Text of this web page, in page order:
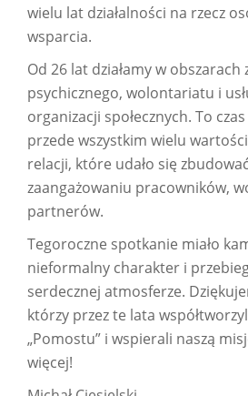
wielu lat działalności na rzecz
wsparcia.
Od 26 lat działamy w obszarach
psychicznego, wolontariatu i
organizacji społecznych. To
przede wszystkim wielu
relacji, które udało się
zaangażowaniu pracowników,
partnerów.
Tegoroczne spotkanie miało
nieformalny charakter i
serdecznej atmosferze.
którzy przez te lata
„Pomostu” i wspierali naszą
więcej!